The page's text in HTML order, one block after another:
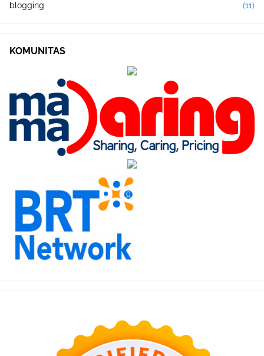
blogging (11)
KOMUNITAS